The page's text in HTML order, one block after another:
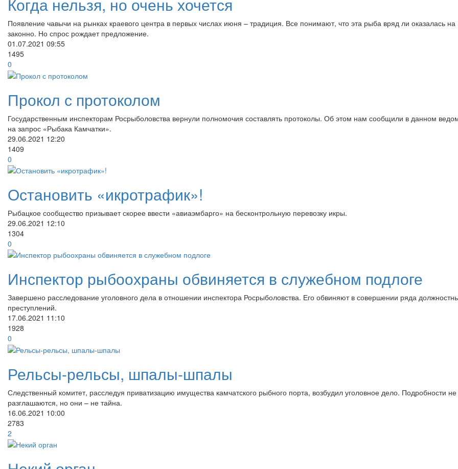
Когда нельзя, но очень хочется
Появление чавычи на рынках краевого центра в первых числах июня – традиция. Все понимают, что эта рыба вряд ли оказалась на
законно. Но спрос рождает предложение.
01.07.2021 09:55
1495
0
Прокол с протоколом
Государственным инспекторам Росрыболовства вернули полномочия составлять протоколы. Об этом нам сообщили в данном
на запрос «Рыбака Камчатки».
29.06.2021 12:20
1409
0
Остановить «икротрафик»!
Рыбацкое сообщество призывает скорее ввести «авиаэмбарго» на бесконтрольную перевозку икры.
29.06.2021 12:10
1304
0
Инспектор рыбоохраны обвиняется в служебном подлоге
Завершено расследование уголовного дела в отношении инспектора Росрыболовства. Его обвиняют в совершении ряда
преступлений.
17.06.2021 11:10
1928
0
Рельсы-рельсы, шпалы-шпалы
Следственный комитет, расследуя приватизацию имущества камчатского рыбного порта, возбудил уголовное дело. Подробности не
разглашаются, но они – не тайна.
16.06.2021 10:00
2783
2